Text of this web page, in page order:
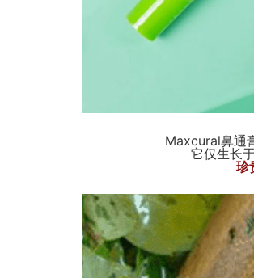
Maxcural鼻通
它仅生长
珍